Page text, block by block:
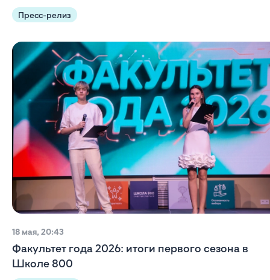
Пресс-релиз
18 мая, 20:43
Факультет года 2026: итоги первого сезона в
Школе 800